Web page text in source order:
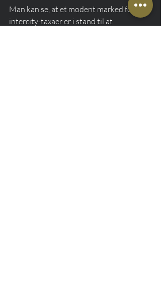
Man kan se, at et modent marked for
intercity-taxaer er i stand til at